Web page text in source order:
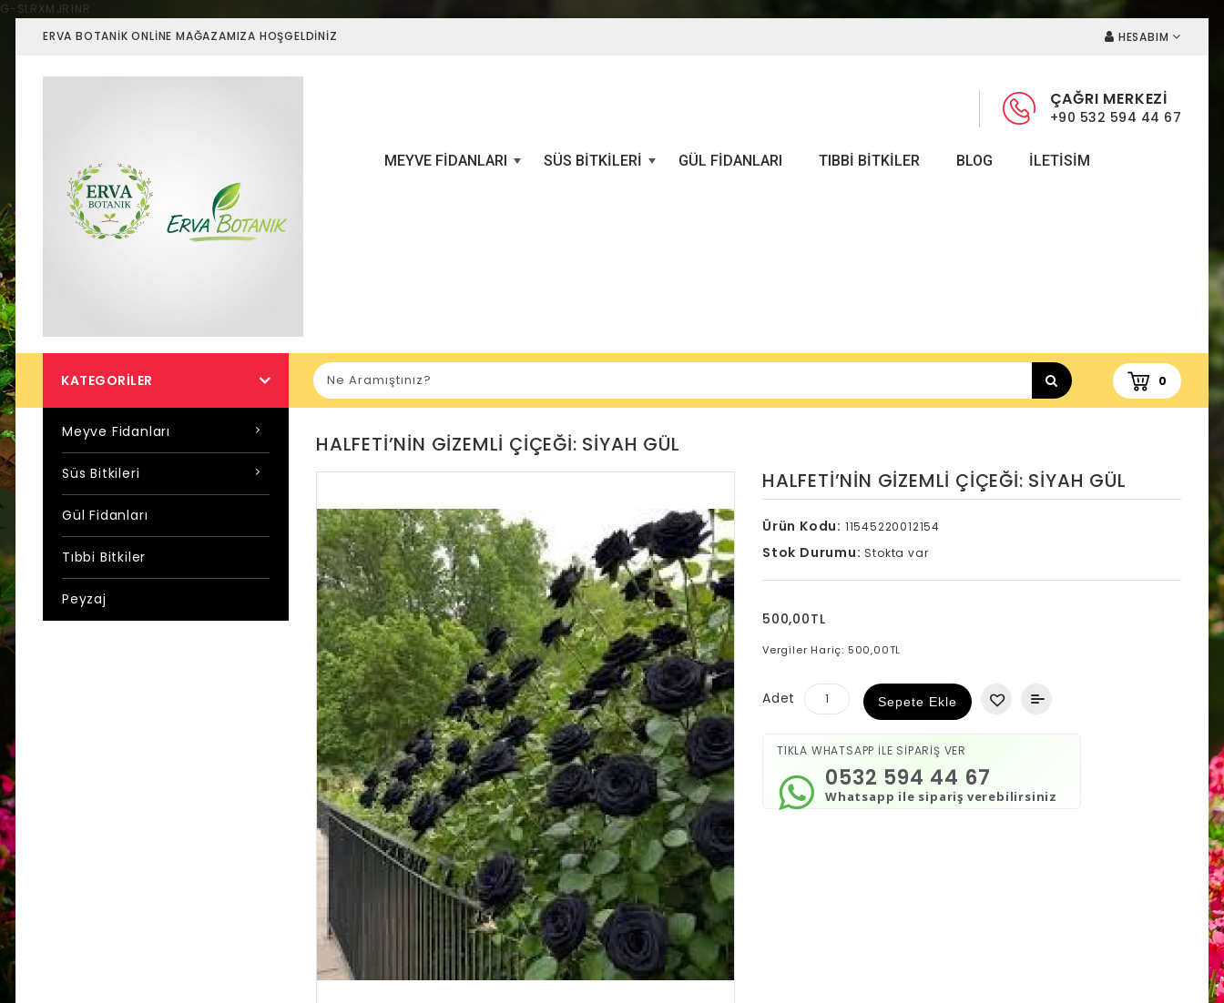
G-SLRXMJR1NR
ERVA BOTANIK ONLINE MAĞAZAMIZA HOŞGELDINIZ
HESABIM
ÇAĞRI MERKEZİ
+90 532 594 44 67
MEYVE FIDANLARI SÜS BITKILERI GÜL FIDANLARI TIBBI BITKILER BLOG ILETISIM
KATEGORILER 0
Meyve Fidanları
Süs Bitkileri
Gül Fidanları
Tıbbi Bitkiler
Peyzaj
HALFETI’NIN GIZEMLI ÇIÇEĞI: SIYAH GÜL
HALFETI’NIN GIZEMLI ÇIÇEĞI: SIYAH GÜL
Ürün Kodu: 11545220012154
Stok Durumu: Stokta var
500,00TL
Vergiler Hariç: 500,00TL
Adet Sepete Ekle
TIKLA WHATSAPP İLE SİPARİŞ VER
Whatsapp ile sipariş verebilirsiniz
0532 594 44 67